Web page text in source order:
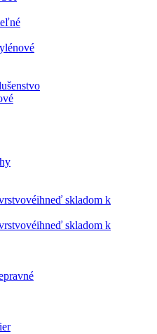
ihneď skladom k
ihneď skladom k